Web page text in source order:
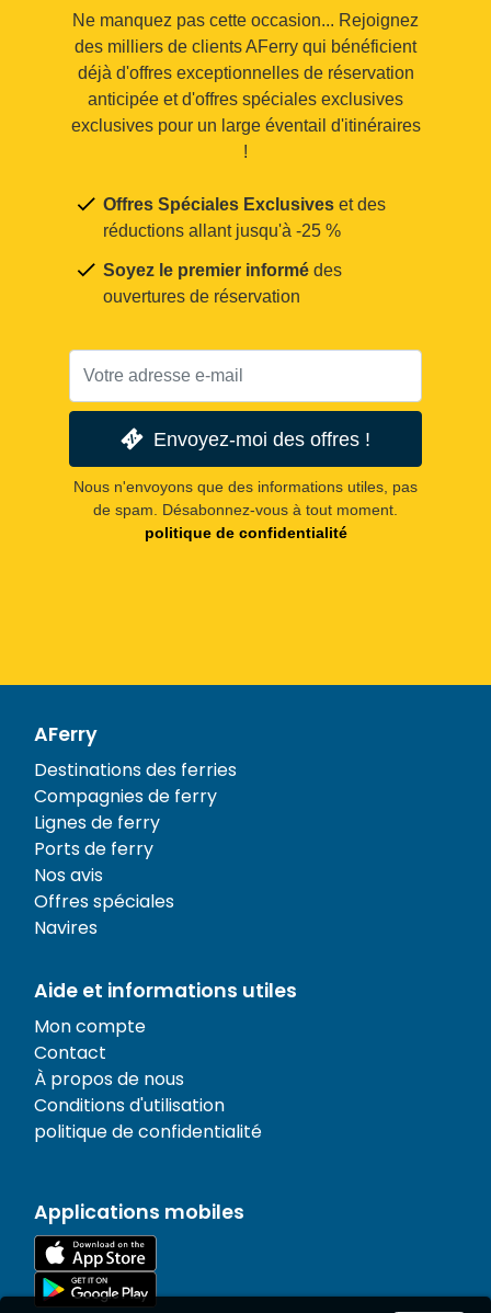
Ne manquez pas cette occasion... Rejoignez
des milliers de clients AFerry qui bénéficient
déjà d'offres exceptionnelles de réservation
anticipée et d'offres spéciales exclusives
exclusives pour un large éventail d'itinéraires
!
Offres Spéciales Exclusives et des
réductions allant jusqu'à -25 %
Soyez le premier informé des
ouvertures de réservation
Envoyez-moi des offres !
Nous n'envoyons que des informations utiles, pas
de spam. Désabonnez-vous à tout moment.
politique de confidentialité
AFerry
Destinations des ferries
Compagnies de ferry
Lignes de ferry
Ports de ferry
Nos avis
Offres spéciales
Navires
Aide et informations utiles
Mon compte
Contact
À propos de nous
Conditions d'utilisation
politique de confidentialité
Applications mobiles